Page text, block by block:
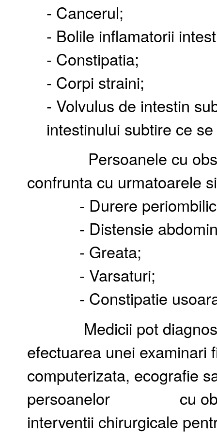
- Cancerul;
- Bolile inflamatorii
- Constipatia;
- Corpi straini;
- Volvulus de intestin
intestinului subtire ce
Persoanele cu
confrunta cu urmatoarele
- Durere
- Distensie
- Greata;
- Varsaturi;
- Constipatie usoara
Medicii pot
efectuarea unei examinari
computerizata, ecografie
persoanelor cu
interventii chirurgicale